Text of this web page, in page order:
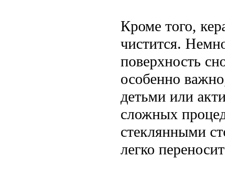
Кроме того,
чистится.
поверхность
особенно
детьми или
сложных
стеклянными
легко